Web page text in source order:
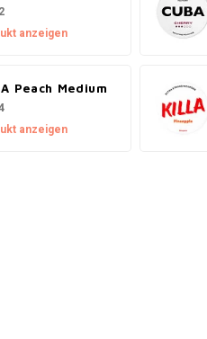
anzeigen
Peach Medium
anzeigen